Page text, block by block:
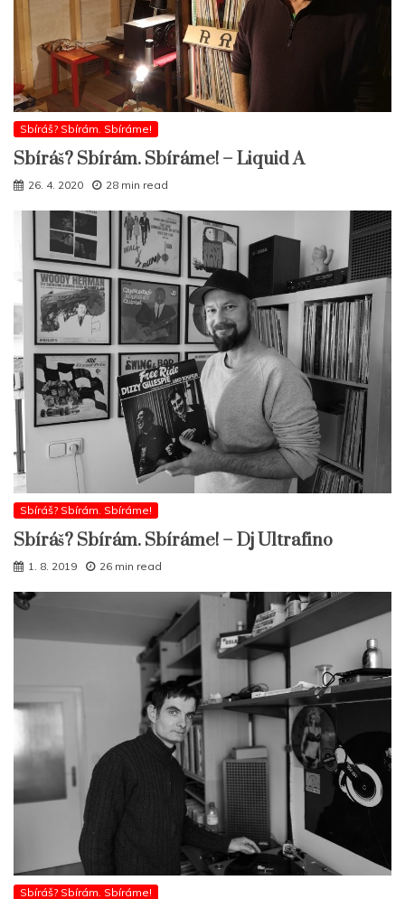
Sbíráš? Sbírám. Sbíráme!
Sbíráš? Sbírám. Sbíráme! – Liquid A
26. 4. 2020 28 min read
Sbíráš? Sbírám. Sbíráme!
Sbíráš? Sbírám. Sbíráme! – Dj Ultrafino
1. 8. 2019 26 min read
Sbíráš? Sbírám. Sbíráme!